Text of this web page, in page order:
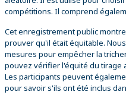
compétitions. Il comprend
Cet enregistrement public
prouver qu'il était équitable.
mesures pour empêcher la
pouvez vérifier l'équité du tirage
Les participants peuvent
pour savoir s'ils ont été inclus